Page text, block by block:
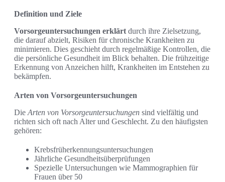
Definition und Ziele
Vorsorgeuntersuchungen erklärt durch ihre Zielsetzung,
die darauf abzielt, Risiken für chronische Krankheiten zu
minimieren. Dies geschieht durch regelmäßige Kontrollen, die
die persönliche Gesundheit im Blick behalten. Die frühzeitige
Erkennung von Anzeichen hilft, Krankheiten im Entstehen zu
bekämpfen.
Arten von Vorsorgeuntersuchungen
Die Arten von Vorsorgeuntersuchungen sind vielfältig und
richten sich oft nach Alter und Geschlecht. Zu den häufigsten
gehören:
Krebsfrüherkennungsuntersuchungen
Jährliche Gesundheitsüberprüfungen
Spezielle Untersuchungen wie Mammographien für
Frauen über 50